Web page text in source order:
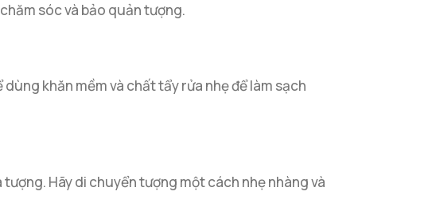
sóc và bảo quản tượng.
khăn mềm và chất tẩy rửa nhẹ để làm sạch
Hãy di chuyển tượng một cách nhẹ nhàng và